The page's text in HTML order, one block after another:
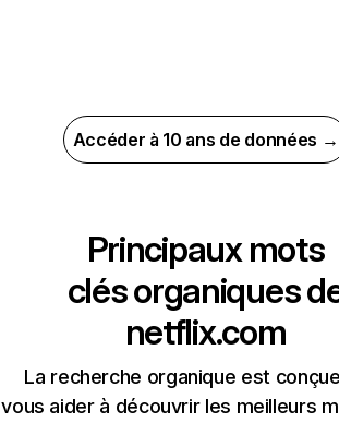
Accéder à 10 ans de données →
Principaux mots
clés organiques
netflix.com
La recherche organique est
vous aider à découvrir les meilleurs